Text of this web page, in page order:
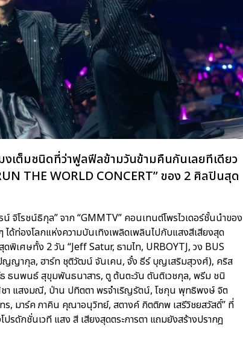
งเต็มชนิดที่ว่าฟูลฟีลข้ามวันข้ามคืนกันเลยทีเดียว
THE WORLD CONCERT” ของ 2 ศิลปินสุด
จิโรชน์ธิกุล” จาก “GMMTV” คอนเทนต์โพรไวเดอร์ชั้นนำของ
ด้ท่องโลกแห่งความบันเทิงเพลิดเพลินไปกับแสงสีเสียงสุด
เศษทั้ง 2 วัน “Jeff Satur, ธามไท, URBOYTJ, วง BUS
ากุล, ฮาร์ท ชุติวัฒน์ จันเคน, จั๋ง ธีร์ บุญเสริมสุวงศ์), คริส
ธนพนธ์ สุขุมพันธนาสาร, ตู ต้นตะวัน ตันติเวชกุล, พรีม ชนิ
แสงมณี, ป่าน ปทิตตา พรจำเริญรัตน์, โชกุน พุทธิพงษ์ จิต
, มาร์ค ภาคิน คุณาอนุวิทย์, สตางค์ กิตติภพ เสรีวิชยสวัสดิ์” ที่
รดักชั่นเวที แสง สี เสียงสุดตระการตา แถมยังสร้างปรากฎ